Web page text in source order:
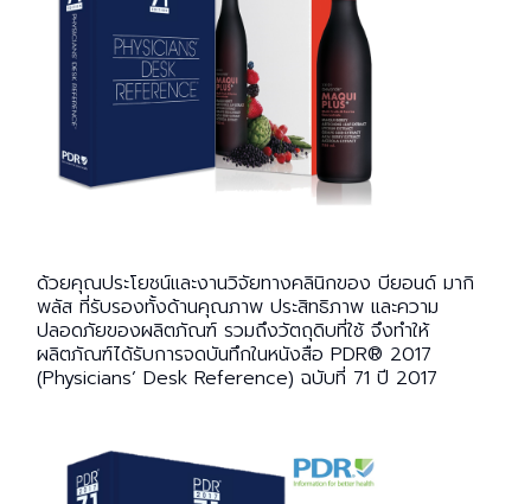
ด้วยคุณประโยชน์และงานวิจัยทางคลินิกของ บียอนด์ มากิ
พลัส ที่รับรองทั้งด้านคุณภาพ ประสิทธิภาพ และความ
ปลอดภัยของผลิตภัณฑ์ รวมถึงวัตถุดิบที่ใช้ จึงทำให้
ผลิตภัณฑ์ได้รับการจดบันทึกในหนังสือ PDR® 2017
(Physicians’ Desk Reference) ฉบับที่ 71 ปี 2017